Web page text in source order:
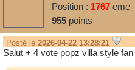
Position : 1767 eme
955 points
Posté le 2026-04-22 13:28:21
Salut + 4 vote popz villa style fan